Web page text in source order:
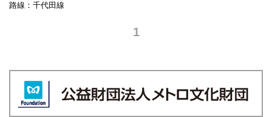
路線：千代田線
1